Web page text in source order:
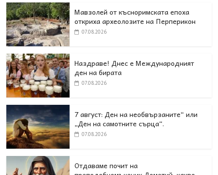
Мавзолей от късноримската епоха
откриха археолозите на Перперикон
07.08.2026
Наздраве! Днес е Международният
ден на бирата
07.08.2026
7 август: Ден на необвързаните“ или
„Ден на самотните сърца“.
07.08.2026
Отдаваме почит на